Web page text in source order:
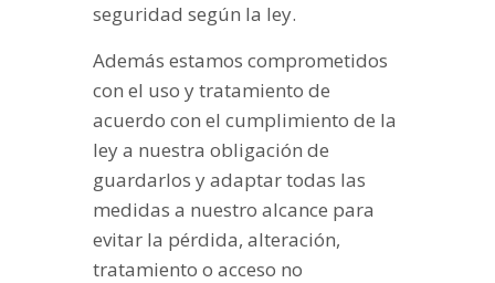
seguridad según la ley.
Además estamos comprometidos
con el uso y tratamiento de
acuerdo con el cumplimiento de la
ley a nuestra obligación de
guardarlos y adaptar todas las
medidas a nuestro alcance para
evitar la pérdida, alteración,
tratamiento o acceso no